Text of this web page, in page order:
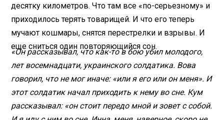
десятку километров. Что там все «по-серьезному» и
приходилось терять товарищей. И что его теперь
мучают кошмары, снятся перестрелки и взрывы. И
еще сниться один повторяющийся сон.
«Он рассказывал, что как-то в бою убил молодого,
лет восемнадцати, украинского солдатика. Вова
говорил, что не мог иначе: «или я его или он меня». И
этот солдатик начал приходить к нему во сне. Кум
рассказывал: «он стоит передо мной и зовет с собой.